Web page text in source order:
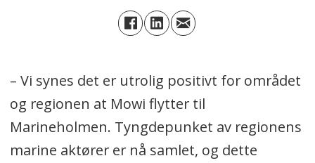
– Vi synes det er utrolig positivt for området
og regionen at Mowi flytter til
Marineholmen. Tyngdepunket av regionens
marine aktører er nå samlet, og dette